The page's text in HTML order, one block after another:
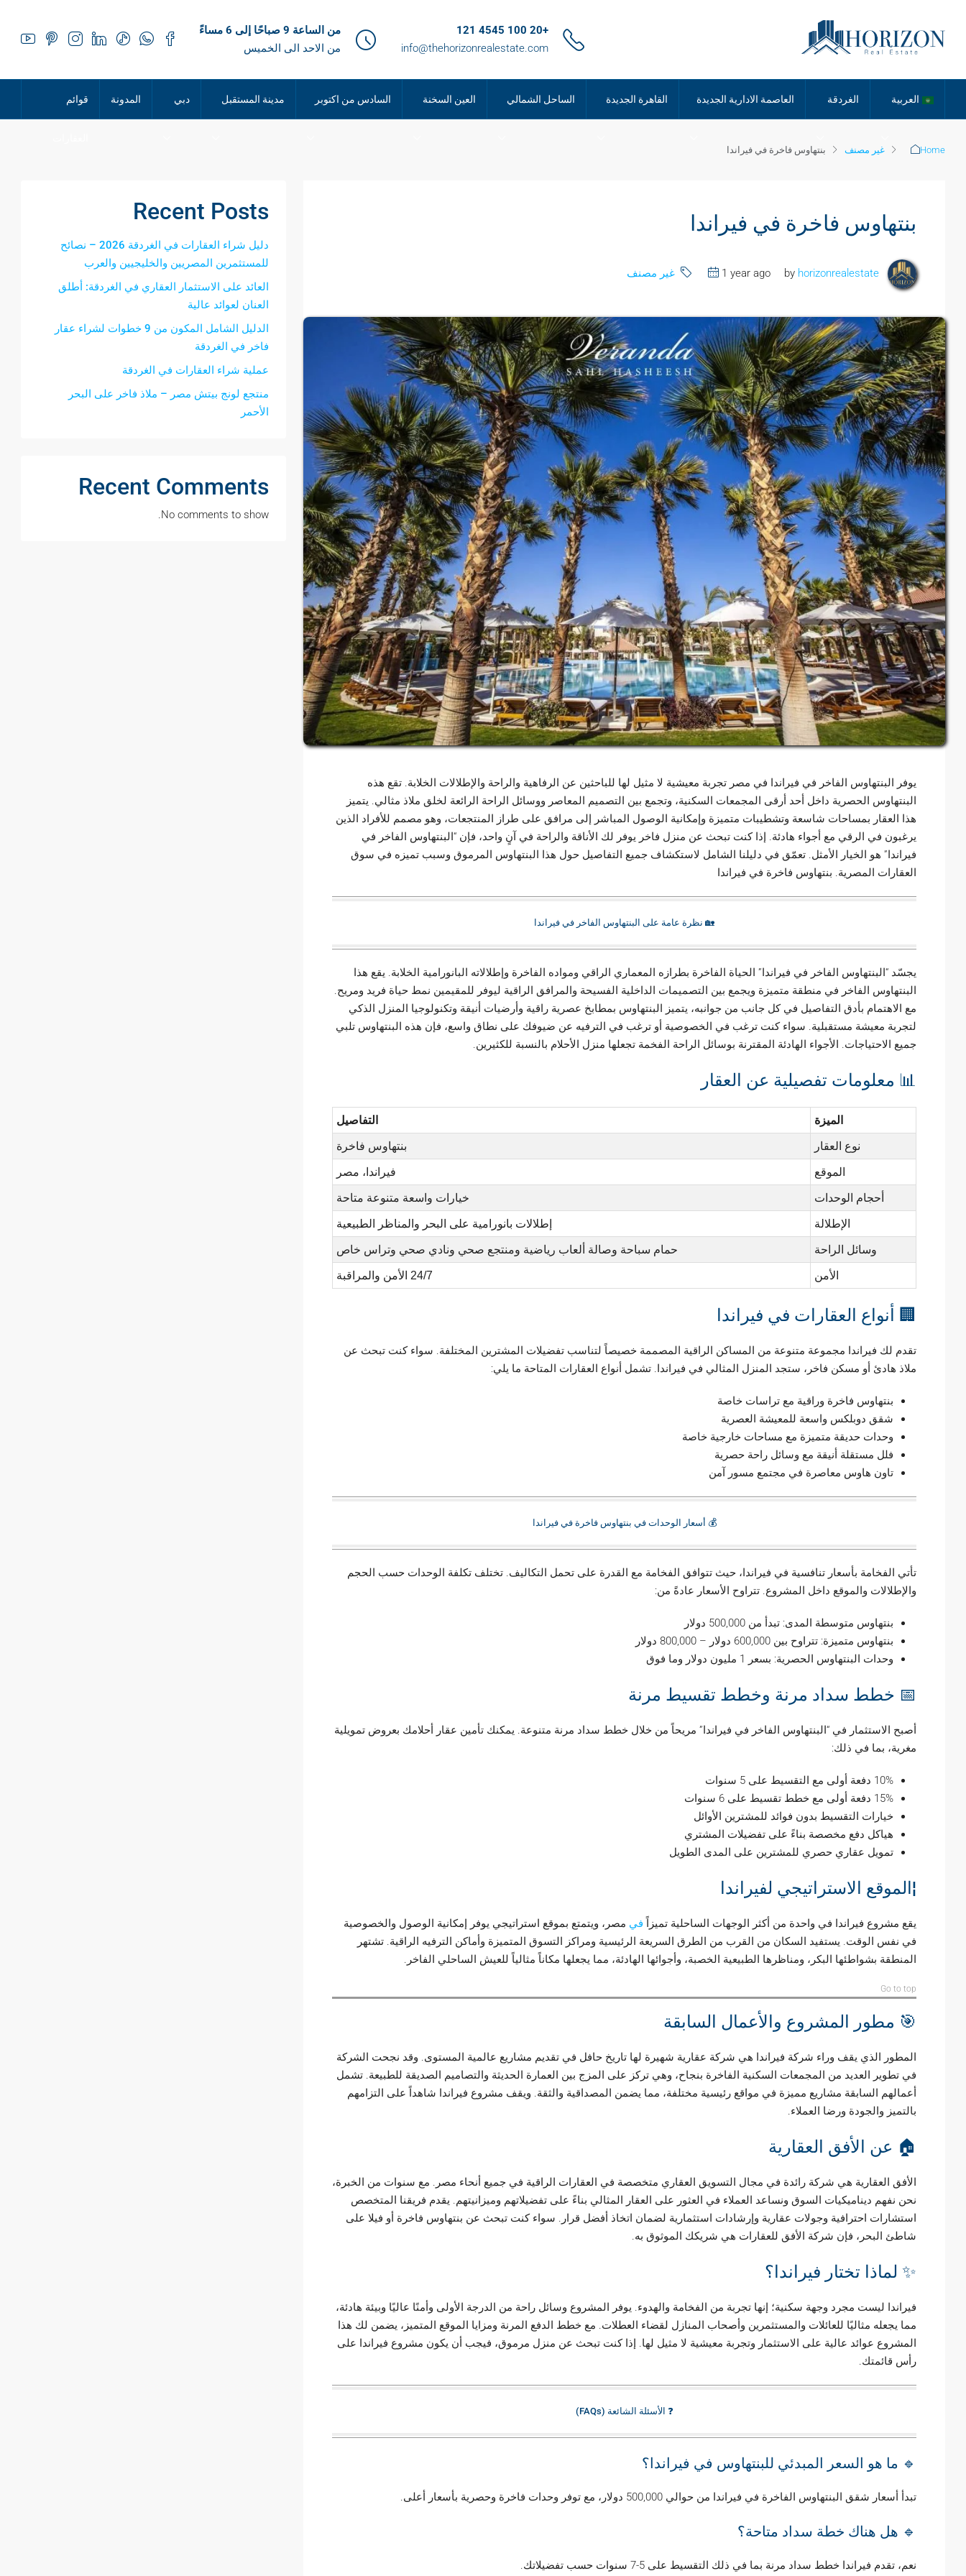
+20 100 4545 121
info@thehorizonrealestate.com
من الساعة 9 صباحًا إلى 6 مساءً
من الاحد الى الخميس
العربية الغردقة العاصمة الادارية الجديدة القاهرة الجديدة الساحل الشمالي العين السخنة السادس من اكتوبر مدينة المستقبل دبي المدونة قوائم
Home غير مصنف بنتهاوس فاخرة في فيراندا
بنتهاوس فاخرة في فيراندا
horizonrealestate
1 year ago غير مصنف
يوفر البنتهاوس الفاخر في فيراندا في مصر تجربة معيشية لا مثيل لها للباحثين عن الرفاهية والراحة والإطلالات الخلابة. تقع هذه
البنتهاوس الحصرية داخل أحد أرقى المجمعات السكنية، وتجمع بين التصميم المعاصر ووسائل الراحة الرائعة لخلق ملاذ مثالي. يتميز
هذا العقار بمساحات شاسعة وتشطيبات متميزة وإمكانية الوصول المباشر إلى مرافق على طراز المنتجعات، وهو مصمم للأفراد الذين
يرغبون في الرقي مع أجواء هادئة. إذا كنت تبحث عن منزل فاخر يوفر لك الأناقة والراحة في آنٍ واحد، فإن “البنتهاوس الفاخر في
فيراندا” هو الخيار الأمثل. تعمّق في دليلنا الشامل لاستكشاف جميع التفاصيل حول هذا البنتهاوس المرموق وسبب تميزه في سوق
العقارات المصرية. بنتهاوس فاخرة في فيراندا
🏡 نظرة عامة على البنتهاوس الفاخر في فيراندا
يجسّد “البنتهاوس الفاخر في فيراندا” الحياة الفاخرة بطرازه المعماري الراقي ومواده الفاخرة وإطلالاته البانورامية الخلابة. يقع هذا
البنتهاوس الفاخر في منطقة متميزة ويجمع بين التصميمات الداخلية الفسيحة والمرافق الراقية ليوفر للمقيمين نمط حياة فريد ومريح.
مع الاهتمام بأدق التفاصيل في كل جانب من جوانبه، يتميز البنتهاوس بمطابخ عصرية راقية وأرضيات أنيقة وتكنولوجيا المنزل الذكي
لتجربة معيشة مستقبلية. سواء كنت ترغب في الخصوصية أو ترغب في الترفيه عن ضيوفك على نطاق واسع، فإن هذه البنتهاوس تلبي
جميع الاحتياجات. الأجواء الهادئة المقترنة بوسائل الراحة الفخمة تجعلها منزل الأحلام بالنسبة للكثيرين.
📊 معلومات تفصيلية عن العقار
الميزة التفاصيل
نوع العقار بنتهاوس فاخرة
الموقع فيراندا، مصر
أحجام الوحدات خيارات واسعة متنوعة متاحة
الإطلالة إطلالات بانورامية على البحر والمناظر الطبيعية
وسائل الراحة حمام سباحة وصالة ألعاب رياضية ومنتجع صحي ونادي صحي وتراس خاص
الأمن 24/7 الأمن والمراقبة
🏢 أنواع العقارات في فيراندا
تقدم لك فيراندا مجموعة متنوعة من المساكن الراقية المصممة خصيصاً لتناسب تفضيلات المشترين المختلفة. سواء كنت تبحث عن
ملاذ هادئ أو مسكن فاخر، ستجد المنزل المثالي في فيراندا. تشمل أنواع العقارات المتاحة ما يلي:
بنتهاوس فاخرة وراقية مع تراسات خاصة
شقق دوبلكس واسعة للمعيشة العصرية
وحدات حديقة متميزة مع مساحات خارجية خاصة
فلل مستقلة أنيقة مع وسائل راحة حصرية
تاون هاوس معاصرة في مجتمع مسور آمن
💰 أسعار الوحدات في بنتهاوس فاخرة في فيراندا
تأتي الفخامة بأسعار تنافسية في فيراندا، حيث تتوافق الفخامة مع القدرة على تحمل التكاليف. تختلف تكلفة الوحدات حسب الحجم
والإطلالات والموقع داخل المشروع. تتراوح الأسعار عادةً من:
بنتهاوس متوسطة المدى: تبدأ من 500,000 دولار
بنتهاوس متميزة: تتراوح بين 600,000 دولار – 800,000 دولار
وحدات البنتهاوس الحصرية: بسعر 1 مليون دولار وما فوق
📅 خطط سداد مرنة وخطط تقسيط مرنة
أصبح الاستثمار في “البنتهاوس الفاخر في فيراندا” مريحاً من خلال خطط سداد مرنة متنوعة. يمكنك تأمين عقار أحلامك بعروض تمويلية
مغرية، بما في ذلك:
10% دفعة أولى مع التقسيط على 5 سنوات
15% دفعة أولى مع خطط تقسيط على 6 سنوات
خيارات التقسيط بدون فوائد للمشترين الأوائل
هياكل دفع مخصصة بناءً على تفضيلات المشتري
تمويل عقاري حصري للمشترين على المدى الطويل
¦الموقع الاستراتيجي لفيراندا
يقع مشروع فيراندا في واحدة من أكثر الوجهات الساحلية تميزاً في مصر، ويتمتع بموقع استراتيجي يوفر إمكانية الوصول والخصوصية
في نفس الوقت. يستفيد السكان من القرب من الطرق السريعة الرئيسية ومراكز التسوق المتميزة وأماكن الترفيه الراقية. تشتهر
المنطقة بشواطئها البكر، ومناظرها الطبيعية الخصبة، وأجوائها الهادئة، مما يجعلها مكاناً مثالياً للعيش الساحلي الفاخر.
Go to top
🎯 مطور المشروع والأعمال السابقة
المطور الذي يقف وراء شركة فيراندا هي شركة عقارية شهيرة لها تاريخ حافل في تقديم مشاريع عالمية المستوى. وقد نجحت الشركة
في تطوير العديد من المجمعات السكنية الفاخرة بنجاح، وهي تركز على المزج بين العمارة الحديثة والتصاميم الصديقة للطبيعة. تشمل
أعمالهم السابقة مشاريع مميزة في مواقع رئيسية مختلفة، مما يضمن المصداقية والثقة. ويقف مشروع فيراندا شاهداً على التزامهم
بالتميز والجودة ورضا العملاء.
🏠 عن الأفق العقارية
الأفق العقارية هي شركة رائدة في مجال التسويق العقاري متخصصة في العقارات الراقية في جميع أنحاء مصر. مع سنوات من الخبرة،
نحن نفهم ديناميكيات السوق ونساعد العملاء في العثور على العقار المثالي بناءً على تفضيلاتهم وميزانيتهم. يقدم فريقنا المتخصص
استشارات احترافية وجولات عقارية وإرشادات استثمارية لضمان اتخاذ أفضل قرار. سواء كنت تبحث عن بنتهاوس فاخرة أو فيلا على
شاطئ البحر، فإن شركة الأفق للعقارات هي شريكك الموثوق به.
✨ لماذا تختار فيراندا؟
فيراندا ليست مجرد وجهة سكنية؛ إنها تجربة من الفخامة والهدوء. يوفر المشروع وسائل راحة من الدرجة الأولى وأمنًا عاليًا وبيئة هادئة،
مما يجعله مثاليًا للعائلات والمستثمرين وأصحاب المنازل لقضاء العطلات. مع خطط الدفع المرنة ومزايا الموقع المتميز، يضمن لك هذا
المشروع عوائد عالية على الاستثمار وتجربة معيشية لا مثيل لها. إذا كنت تبحث عن منزل مرموق، فيجب أن يكون مشروع فيراندا على
رأس قائمتك.
❓ الأسئلة الشائعة (FAQs)
🔹 ما هو السعر المبدئي للبنتهاوس في فيراندا؟
تبدأ أسعار شقق البنتهاوس الفاخرة في فيراندا من حوالي 500,000 دولار، مع توفر وحدات فاخرة وحصرية بأسعار أعلى.
🔹 هل هناك خطة سداد متاحة؟
نعم، تقدم فيراندا خطط سداد مرنة بما في ذلك التقسيط على 5-7 سنوات حسب تفضيلاتك.
Recent Posts
دليل شراء العقارات في الغردقة 2026 – نصائح
للمستثمرين المصريين والخليجيين والعرب
العائد على الاستثمار العقاري في الغردقة: أطلق
العنان لعوائد عالية
الدليل الشامل المكون من 9 خطوات لشراء عقار
فاخر في الغردقة
عملية شراء العقارات في الغردقة
منتجع لونج بيتش مصر – ملاذ فاخر على البحر
الأحمر
Recent Comments
No comments to show.